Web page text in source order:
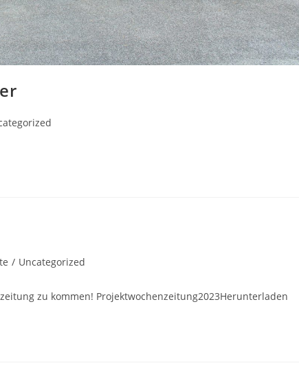
/ Uncategorized
zu kommen! Projektwochenzeitung2023Herunterladen